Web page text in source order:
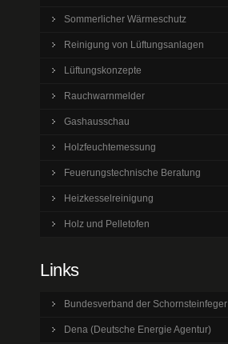
Sommerlicher Wärmeschutz
Reinigung von Lüftungsanlagen
Lüftungskonzepte
Rauchwarnmelder
Gashausschau
Holzfeuchtemessung
Feuerungstechnische Beratung
Heizkesselreinigung
Holz und Pelletofen
Links
Bundesverband der Schornsteinfeger
Dena (Deutsche Energie Agentur)